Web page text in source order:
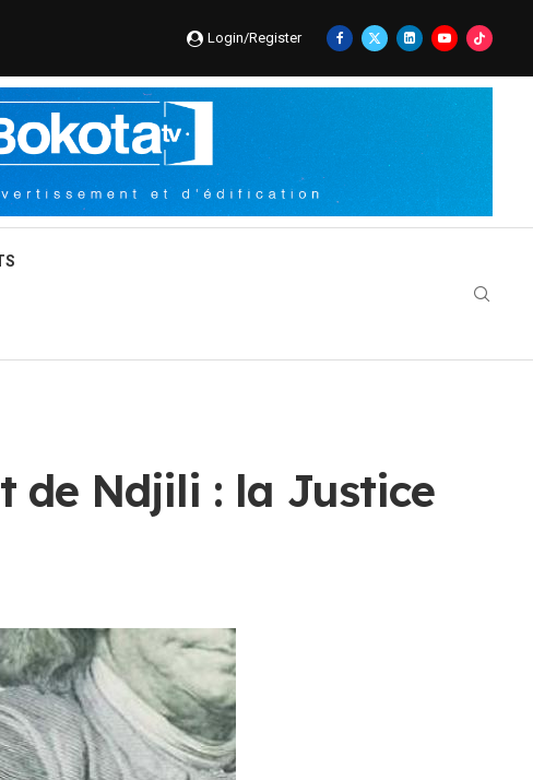
Login/Register
de Ndjili : la Justice